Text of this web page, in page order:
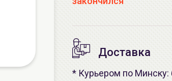
Доставка
* Курьером по Минску: